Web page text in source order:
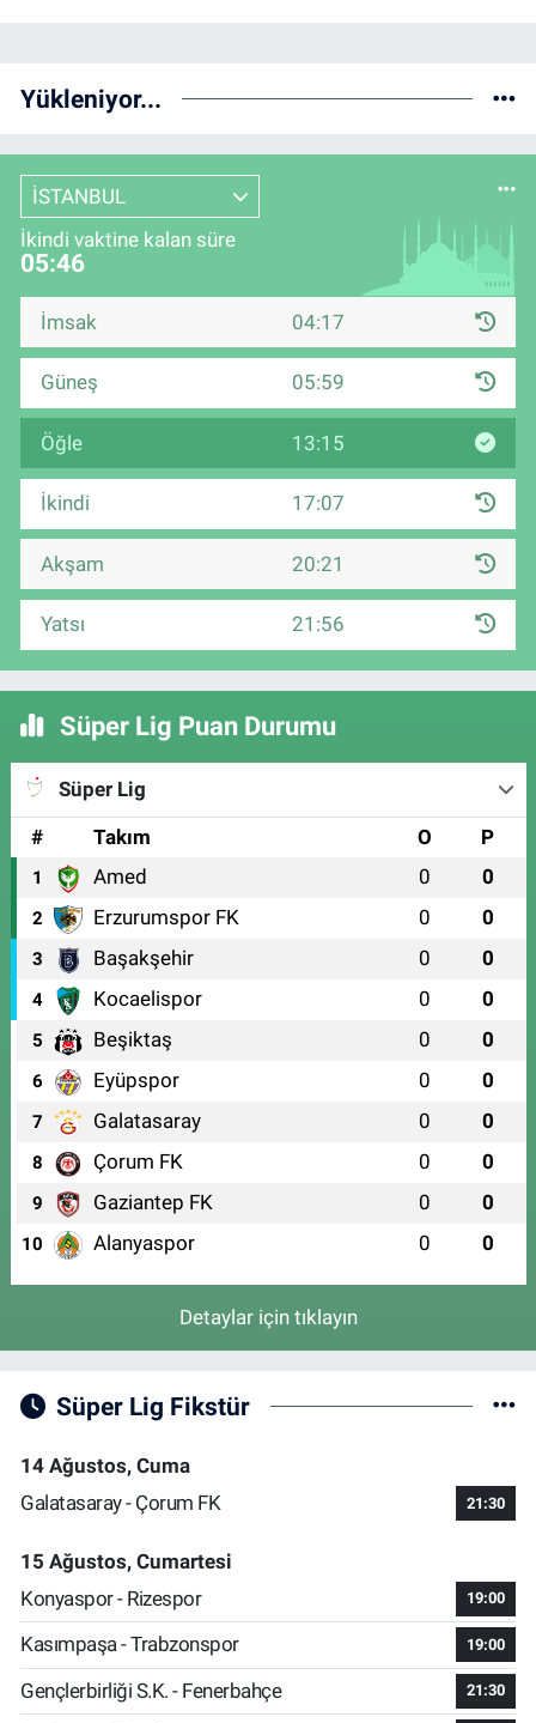
Yükleniyor...
İSTANBUL
İkindi vaktine kalan süre
05:45
İmsak 04:17
Güneş 05:59
Öğle 13:15
İkindi 17:07
Akşam 20:21
Yatsı 21:56
Süper Lig Puan Durumu
Süper Lig
#
Takım O P
1 Amed 0 0
2 Erzurumspor FK 0 0
3 Başakşehir 0 0
4 Kocaelispor 0 0
5 Beşiktaş 0 0
6 Eyüpspor 0 0
7 Galatasaray 0 0
8 Çorum FK 0 0
9 Gaziantep FK 0 0
10 Alanyaspor 0 0
Detaylar için tıklayın
Süper Lig Fikstür
14 Ağustos, Cuma
Galatasaray - Çorum FK
21:30
15 Ağustos, Cumartesi
Konyaspor - Rizespor
19:00
Kasımpaşa - Trabzonspor 19:00
Gençlerbirliği S.K. - Fenerbahçe 21:30